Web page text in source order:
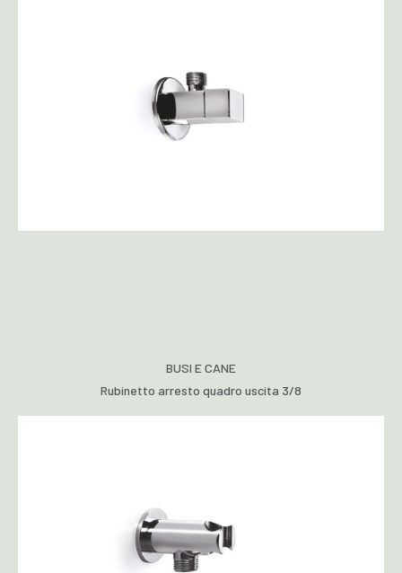
BUSI E CANE
Rubinetto arresto quadro uscita 3/8